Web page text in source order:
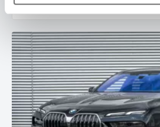
Bekijk details